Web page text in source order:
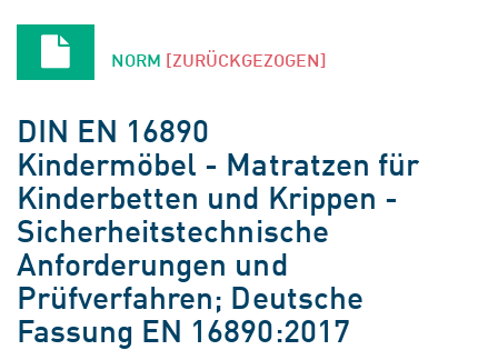
NORM [ZURÜCKGEZOGEN]
DIN EN 16890
Kindermöbel - Matratzen für
Kinderbetten und Krippen -
Sicherheitstechnische
Anforderungen und
Prüfverfahren; Deutsche
Fassung EN 16890:2017